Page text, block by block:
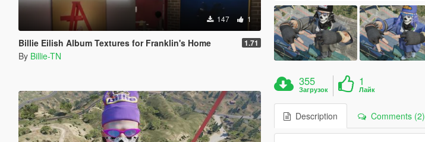
147 1
Billie Eilish Album Textures for Franklin's Home 1.71
By Billie-TN
355
Загрузок
1
Лайк
Description Comments (2)